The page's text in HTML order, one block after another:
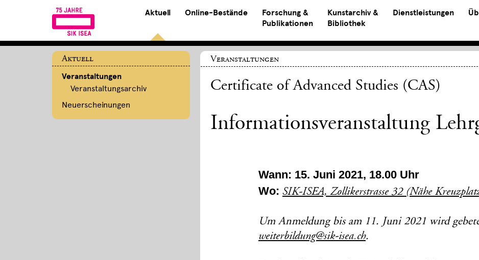
Aktuell Online-Bestände
Forschung &
Publikationen
Kunstarchiv &
Bibliothek
Dienstleistungen
Aktuell
Veranstaltungen
Veranstaltungsarchiv
Neuerscheinungen
Veranstaltungen
Certificate of Advanced Studies (CAS)
Informationsveranstaltung
Wann: 15. Juni 2021, 18.00 Uhr
Wo: SIK-ISEA, Zollikerstrasse 32 (Nähe
Um Anmeldung bis am 11. Juni 2021 wird
weiterbildung@sik-isea.ch.